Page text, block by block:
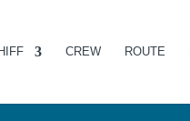
CREW ROUTE